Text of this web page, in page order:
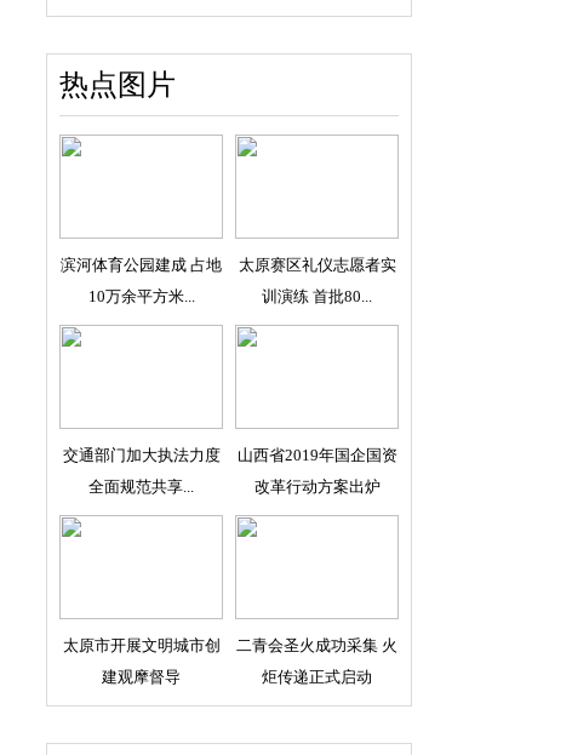
热点图片
滨河体育公园建成 占地
10万余平方米...
太原赛区礼仪志愿者实
训演练 首批80...
交通部门加大执法力度
全面规范共享...
山西省2019年国企国资
改革行动方案出炉
太原市开展文明城市创
建观摩督导
二青会圣火成功采集 火
炬传递正式启动